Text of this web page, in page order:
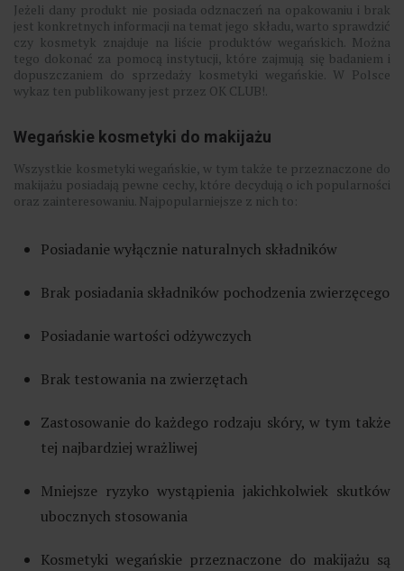
Jeżeli dany produkt nie posiada odznaczeń na opakowaniu i brak
jest konkretnych informacji na temat jego składu, warto sprawdzić
czy kosmetyk znajduje na liście produktów wegańskich. Można
tego dokonać za pomocą instytucji, które zajmują się badaniem i
dopuszczaniem do sprzedaży kosmetyki wegańskie. W Polsce
wykaz ten publikowany jest przez OK CLUB!.
Wegańskie kosmetyki do makijażu
Wszystkie kosmetyki wegańskie, w tym także te przeznaczone do
makijażu posiadają pewne cechy, które decydują o ich popularności
oraz zainteresowaniu. Najpopularniejsze z nich to:
Posiadanie wyłącznie naturalnych składników
Brak posiadania składników pochodzenia zwierzęcego
Posiadanie wartości odżywczych
Brak testowania na zwierzętach
Zastosowanie do każdego rodzaju skóry, w tym także
tej najbardziej wrażliwej
Mniejsze ryzyko wystąpienia jakichkolwiek skutków
ubocznych stosowania
Kosmetyki wegańskie przeznaczone do makijażu są